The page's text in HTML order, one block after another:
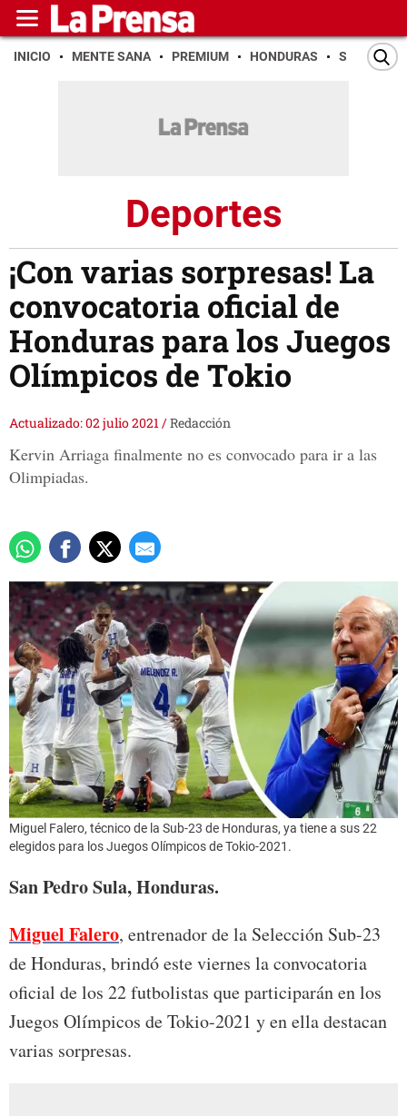
INICIO MENTE SANA PREMIUM HONDURAS SAN PEDRO
Deportes
¡Con varias sorpresas! La
convocatoria oficial de
Honduras para los Juegos
Olímpicos de Tokio
Actualizado: 02 julio 2021/Redacción
Kervin Arriaga finalmente no es convocado para ir a las
Olimpiadas.
Miguel Falero, técnico de la Sub-23 de Honduras, ya tiene a sus 22
elegidos para los Juegos Olímpicos de Tokio-2021.
San Pedro Sula, Honduras.
Miguel Falero, entrenador de la Selección Sub-23
de Honduras, brindó este viernes la convocatoria
oficial de los 22 futbolistas que participarán en los
Juegos Olímpicos de Tokio-2021 y en ella destacan
varias sorpresas.